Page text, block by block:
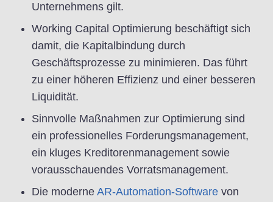
Unternehmens gilt.
Working Capital Optimierung beschäftigt sich
damit, die Kapitalbindung durch
Geschäftsprozesse zu minimieren. Das führt
zu einer höheren Effizienz und einer besseren
Liquidität.
Sinnvolle Maßnahmen zur Optimierung sind
ein professionelles Forderungsmanagement,
ein kluges Kreditorenmanagement sowie
vorausschauendes Vorratsmanagement.
Die moderne AR-Automation-Software von